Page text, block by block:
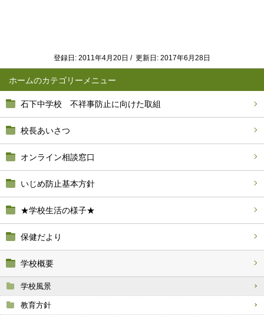
ホーム
石下中学校 不祥事防止に向けた取組
校長あいさつ
オンライン相談窓口
いじめ防止基本方針
★学校生活の様子★
保健だより
学校概要
学校風景
教育方針
登録日: 2011年4月20日 / 更新日: 2017年6月28日